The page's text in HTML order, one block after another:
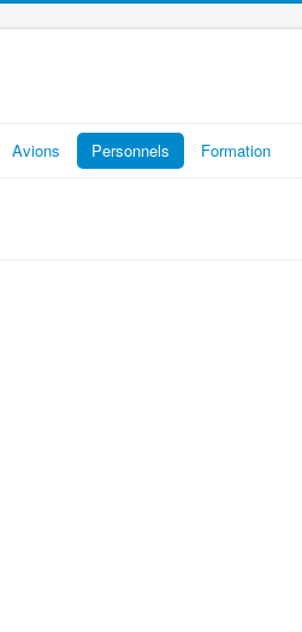
Avions Personnels Formation